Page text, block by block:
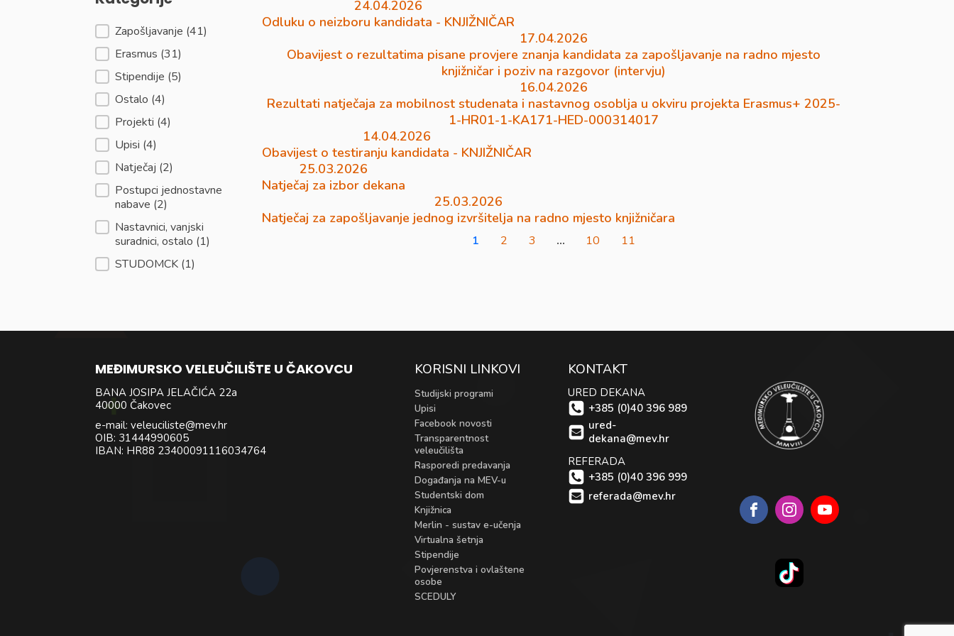
Kategorije
Zapošljavanje (41)
Erasmus (31)
Stipendije (5)
Ostalo (4)
Projekti (4)
Upisi (4)
Natječaj (2)
Postupci jednostavne
nabave (2)
Nastavnici, vanjski
suradnici, ostalo (1)
STUDOMCK (1)
24.04.2026
Odluku o neizboru kandidata - KNJIŽNIČAR
17.04.2026
Obavijest o rezultatima pisane provjere znanja kandidata za zapošljavanje na radno mjesto
knjižničar i poziv na razgovor (intervju)
16.04.2026
Rezultati natječaja za mobilnost studenata i nastavnog osoblja u okviru projekta Erasmus+ 2025-
1-HR01-1-KA171-HED-000314017
14.04.2026
Obavijest o testiranju kandidata - KNJIŽNIČAR
25.03.2026
Natječaj za izbor dekana
25.03.2026
Natječaj za zapošljavanje jednog izvršitelja na radno mjesto knjižničara
1 2 3 … 10 11
MEĐIMURSKO VELEUČILIŠTE U ČAKOVCU
BANA JOSIPA JELAČIĆA 22a
40000 Čakovec
e-mail: veleuciliste@mev.hr
OIB: 31444990605
IBAN: HR88 23400091116034764
KORISNI LINKOVI
Studijski programi
Upisi
Facebook novosti
Transparentnost
veleučilišta
Rasporedi predavanja
Događanja na MEV-u
Studentski dom
Knjižnica
Merlin - sustav e-učenja
Virtualna šetnja
Stipendije
Povjerenstva i ovlaštene
osobe
SCEDULY
KONTAKT
URED DEKANA
+385 (0)40 396 989
ured-
dekana@mev.hr
REFERADA
+385 (0)40 396 999
referada@mev.hr